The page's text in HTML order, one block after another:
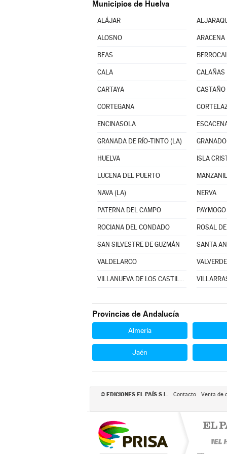
Municipios de Huelva
ALÁJAR
ALOSNO ARACENA
BEAS
CALA CALAÑAS
CARTAYA CASTAÑO
CORTEGANA
ENCINASOLA
GRANADA DE RÍO-TINTO (LA)
HUELVA ISLA
LUCENA DEL PUERTO
NAVA (LA) NERVA
PATERNA DEL CAMPO PAYMOGO
ROCIANA DEL CONDADO ROSAL
SAN SILVESTRE DE GUZMÁN SANTA
VALDELARCO
VILLANUEVA DE LOS CASTILLEJOS
Provincias de Andalucía
Almería
Jaén
© EDICIONES EL PAÍS S.L. Contacto Venta de